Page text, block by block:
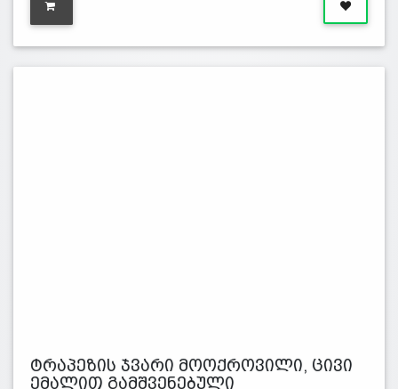
ტრაპეზის ჯვარი მოოქროვილი, ცივი
ემალით გამშვენებული